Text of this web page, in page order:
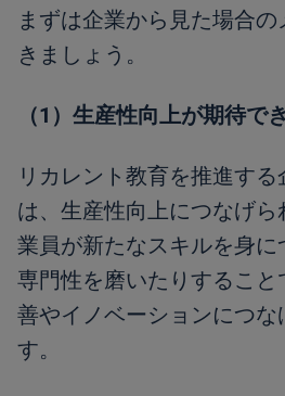
まずは企業から見た場合
きましょう。
（1）生産性向上が期待で
リカレント教育を推進する
は、生産性向上につなげら
業員が新たなスキルを身
専門性を磨いたりするこ
善やイノベーションにつな
す。